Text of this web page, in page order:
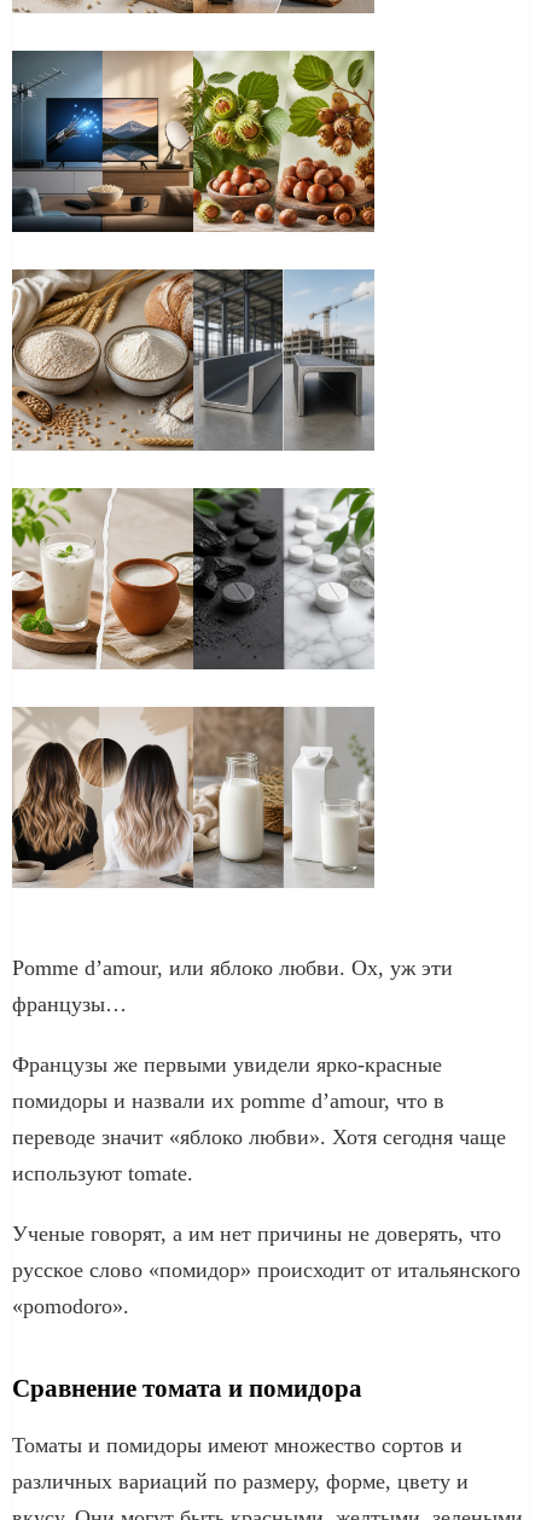
Pomme d’amour, или яблоко любви. Ох, уж эти
французы…
Французы же первыми увидели ярко-красные
помидоры и назвали их pomme d’amour, что в
переводе значит «яблоко любви». Хотя сегодня чаще
используют tomate.
Ученые говорят, а им нет причины не доверять, что
русское слово «помидор» происходит от итальянского
«рomodoro».
Сравнение томата и помидора
Томаты и помидоры имеют множество сортов и
различных вариаций по размеру, форме, цвету и